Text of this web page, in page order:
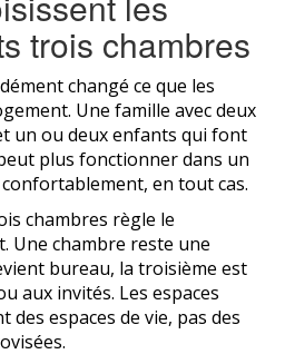
trois chambres
changé ce que les
Une famille avec deux
un ou deux enfants qui font
plus fonctionner dans un
en tout cas.
chambres règle le
Une chambre reste une
bureau, la troisième est
aux invités. Les espaces
des espaces de vie, pas des